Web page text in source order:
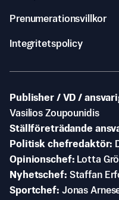
Prenumerationsvillkor
Integritetspolicy
Publisher / VD /
Vasilios Zoupounidis
Ställföreträdande
Politisk chefredaktör
Opinionschef
Lotta
Nyhetschef Staffan
Sportchef Jonas